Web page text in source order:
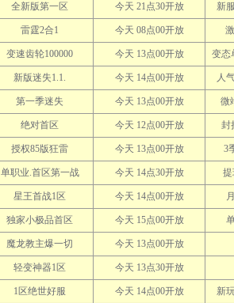
全新版第一区 今天 21点30开放 新
雷霆2合1 今天 08点00开放
变速齿轮100000 今天 13点00开放 变态
新版迷失1.1. 今天 14点00开放 人
第一季迷失 今天 13点00开放 微
绝对首区 今天 12点00开放 封
授权85版狂雷 今天 13点00开放 3
单职业.首区第一战 今天 14点30开放 提
星王首战1区 今天 14点00开放
独家小极品首区 今天 15点00开放
魔龙教主爆一切 今天 13点00开放
轻变神器1区 今天 13点30开放
1区绝世好服 今天 14点00开放 新